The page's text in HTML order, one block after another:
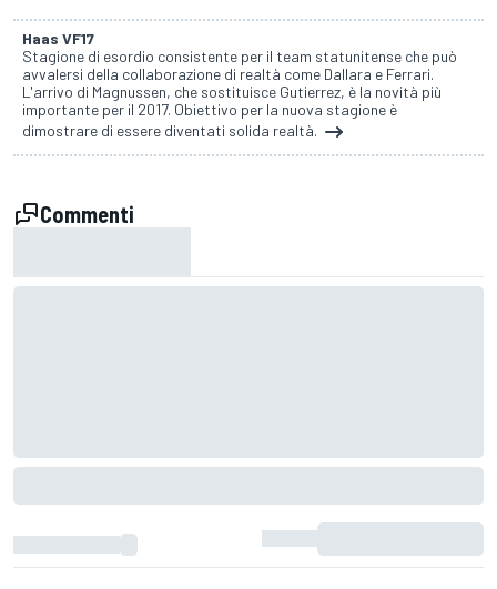
Haas VF17
Stagione di esordio consistente per il team statunitense che può
avvalersi della collaborazione di realtà come Dallara e Ferrari.
L'arrivo di Magnussen, che sostituisce Gutierrez, è la novità più
importante per il 2017. Obiettivo per la nuova stagione è
dimostrare di essere diventati solida realtà.
Commenti